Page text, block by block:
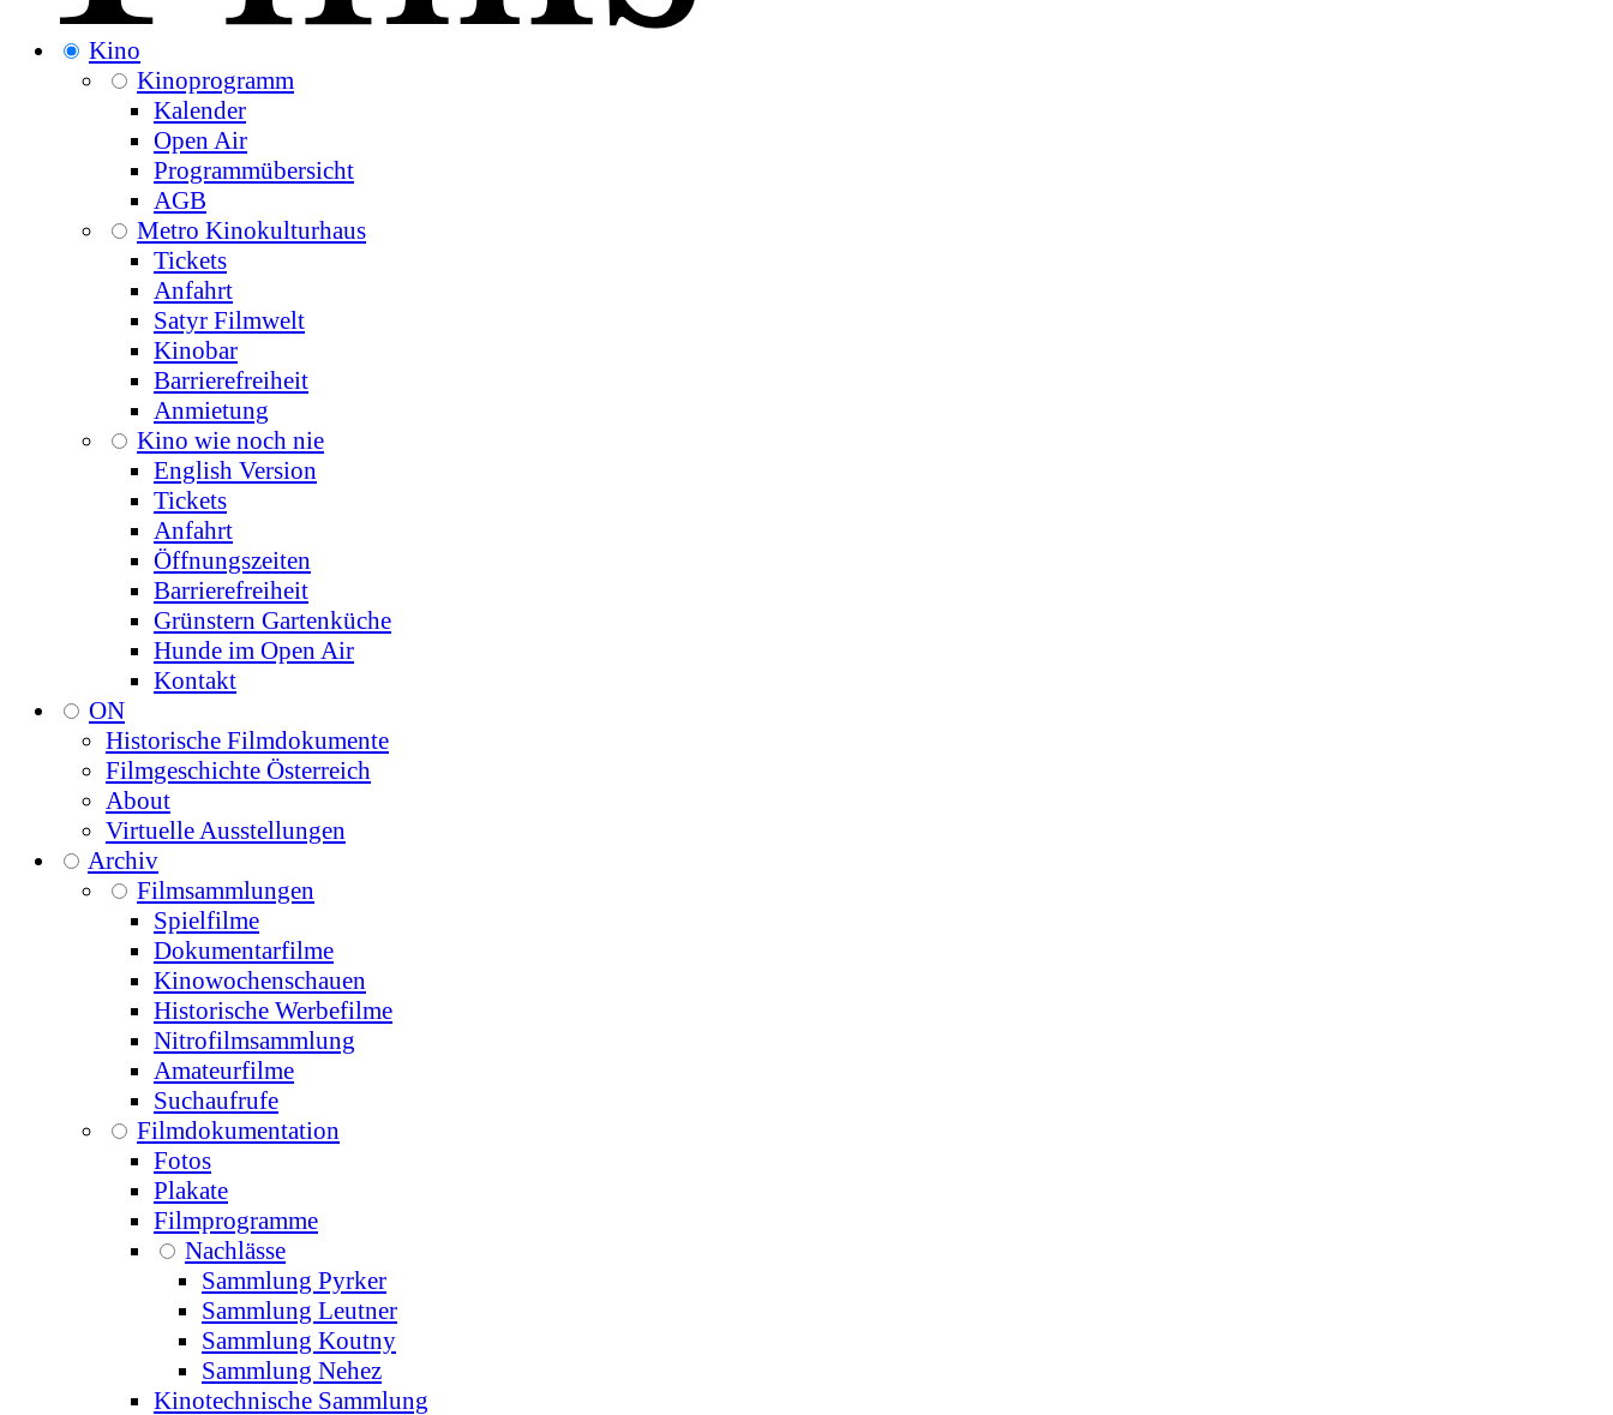
Kino
Kinoprogramm
Kalender
Open Air
Programmübersicht
AGB
Metro Kinokulturhaus
Tickets
Anfahrt
Satyr Filmwelt
Kinobar
Barrierefreiheit
Anmietung
Kino wie noch nie
English Version
Tickets
Anfahrt
Öffnungszeiten
Barrierefreiheit
Grünstern Gartenküche
Hunde im Open Air
Kontakt
ON
Historische Filmdokumente
Filmgeschichte Österreich
About
Virtuelle Ausstellungen
Archiv
Filmsammlungen
Spielfilme
Dokumentarfilme
Kinowochenschauen
Historische Werbefilme
Nitrofilmsammlung
Amateurfilme
Suchaufrufe
Filmdokumentation
Fotos
Plakate
Filmprogramme
Nachlässe
Sammlung Pyrker
Sammlung Leutner
Sammlung Koutny
Sammlung Nehez
Kinotechnische Sammlung